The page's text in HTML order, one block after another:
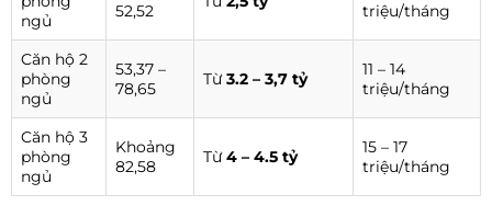
ngủ
52,52
triệu/tháng
Căn hộ 2
phòng
ngủ
53,37 –
78,65
Từ3.2 – 3,7 tỷ
11 – 14
triệu/tháng
Căn hộ 3
phòng
ngủ
Khoảng
82,58
Từ4 – 4.5 tỷ
15 – 17
triệu/tháng